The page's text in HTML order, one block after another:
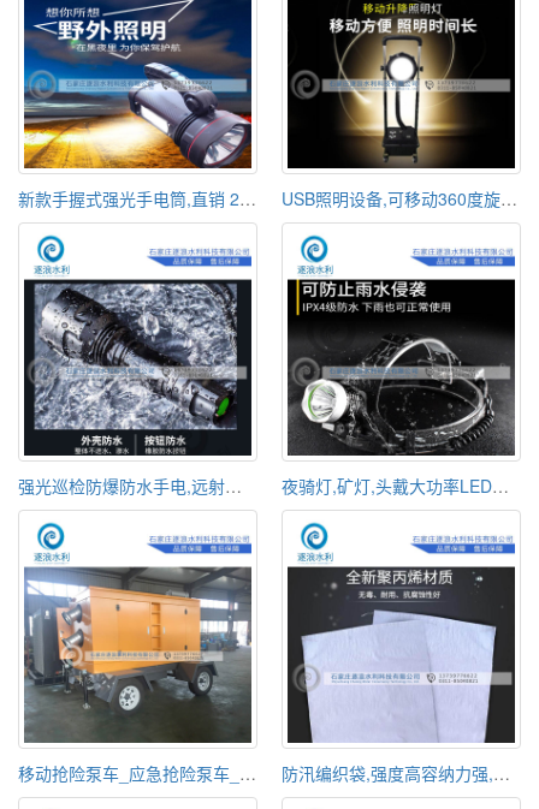
新款手握式强光手电筒,直销 2档充电手提灯,手提式户外照明探照灯 USB照明设备,可移动360度旋转充电式,应急救援上下可调节照明灯
强光巡检防爆防水手电,远射直充消防LED手电,防爆手电 夜骑灯,矿灯,头戴大功率LED头灯,强光手电头灯,充电电池头灯
移动抢险泵车_应急抢险泵车_防汛泵车 防汛编织袋,强度高容纳力强,柔韧不破裂,致密不挑丝